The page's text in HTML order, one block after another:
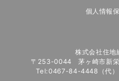
個人情報
株式会社住地
〒253-0044 茅ヶ崎市新
Tel:0467-84-4448（代